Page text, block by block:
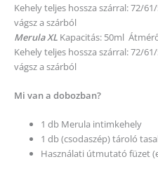
Kehely teljes hossza szárral: 72/
vágsz a szárból
Merula XL Kapacitás: 50ml
Kehely teljes hossza szárral: 72/
vágsz a szárból
Mi van a dobozban?
1 db Merula intimkehely
1 db (csodaszép) tároló
Használati útmutató füzet